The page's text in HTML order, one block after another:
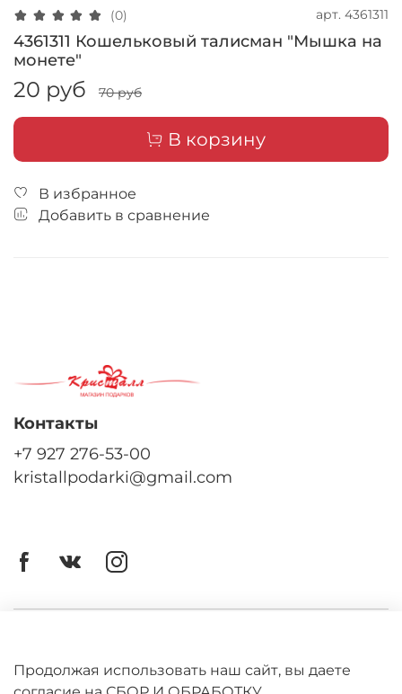
(0) арт. 4361311
4361311 Кошельковый талисман "Мышка на
монете"
20 руб 70 руб
В корзину
В избранное
Добавить в сравнение
Оферта
Контакты
+7 927 276-53-00
kristallpodarki@gmail.com
Продолжая использовать наш сайт, вы даете